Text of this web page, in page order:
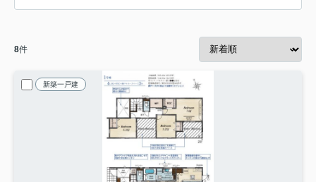
8件
新築一戸建